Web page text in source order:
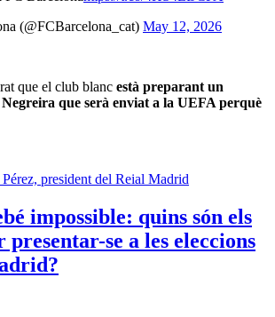
(@FCBarcelona_cat) May 12, 2026
que el club blanc està preparant un
Negreira que serà enviat a la UEFA perquè